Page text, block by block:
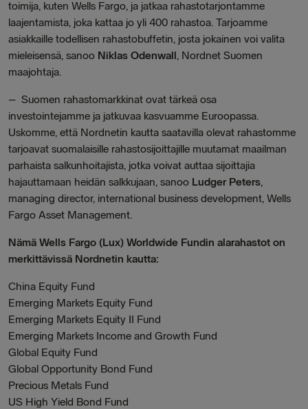
toimija, kuten Wells Fargo, ja jatkaa rahastotarjontamme
laajentamista, joka kattaa jo yli 400 rahastoa. Tarjoamme
asiakkaille todellisen rahastobuffetin, josta jokainen voi valita
mieleisensä, sanoo Niklas Odenwall, Nordnet Suomen
maajohtaja.
– Suomen rahastomarkkinat ovat tärkeä osa
investointejamme ja jatkuvaa kasvuamme Euroopassa.
Uskomme, että Nordnetin kautta saatavilla olevat rahastomme
tarjoavat suomalaisille rahastosijoittajille muutamat maailman
parhaista salkunhoitajista, jotka voivat auttaa sijoittajia
hajauttamaan heidän salkkujaan, sanoo Ludger Peters,
managing director, international business development, Wells
Fargo Asset Management.
Nämä Wells Fargo (Lux) Worldwide Fundin alarahastot on
merkittävissä Nordnetin kautta:
China Equity Fund
Emerging Markets Equity Fund
Emerging Markets Equity II Fund
Emerging Markets Income and Growth Fund
Global Equity Fund
Global Opportunity Bond Fund
Precious Metals Fund
US High Yield Bond Fund